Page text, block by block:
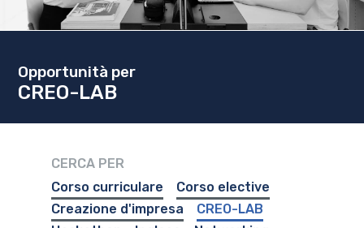
Opportunità per
CREO-LAB
CERCA PER
Corso curriculare
Corso elective
Creazione d'impresa
CREO-LAB